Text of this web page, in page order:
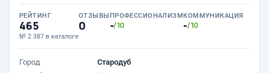
РЕЙТИНГ
465
№ 2 387 в каталоге
ОТЗЫВЫ
0
ПРОФЕССИОНАЛИЗМ
-/10
КОММУНИКАЦИЯ
-/10
Город
Стародуб